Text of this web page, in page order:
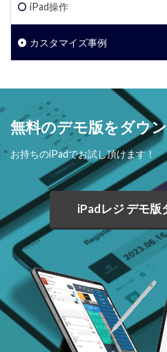
iPad操作
カスタマイズ事例
無料のデモ版をダウ
お持ちのiPadでお試し頂けます！
iPadレジ デモ版